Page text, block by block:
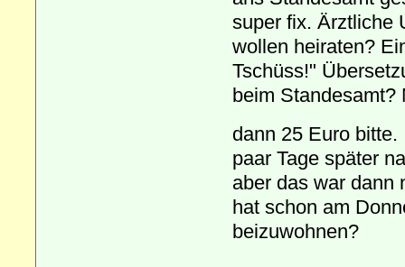
super fix. Ärztliche
wollen heiraten?
Tschüss!"
beim Standesamt?
dann 25 Euro
paar Tage später
aber das war dann
hat schon am
beizuwohnen?